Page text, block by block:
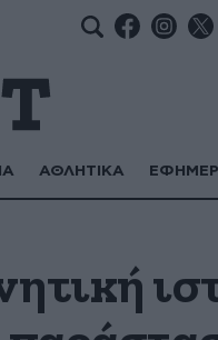
ΑΘΛΗΤΙΚΑ